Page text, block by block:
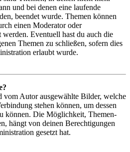
und bei denen eine laufende
beendet wurde. Themen können
einen Moderator oder
Eventuell hast du auch die
Themen zu schließen, sofern dies
erlaubt wurde.
vom Autor ausgewählte Bilder, welche
stehen können, um dessen
können. Die Möglichkeit, Themen-
hängt von deinen Berechtigungen
gesetzt hat.